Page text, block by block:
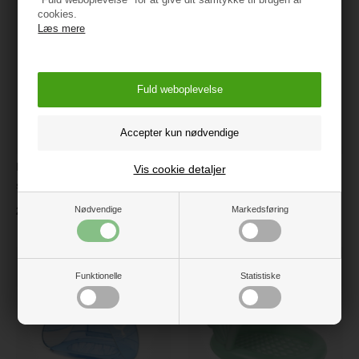
cookies.
Læs mere
Nødvendige Markedsføring
Funktionelle Statistiske
Vis cookie detaljer
Ludi Pop-up bassin til
stranden
239,95
EverEarth Badebassin til